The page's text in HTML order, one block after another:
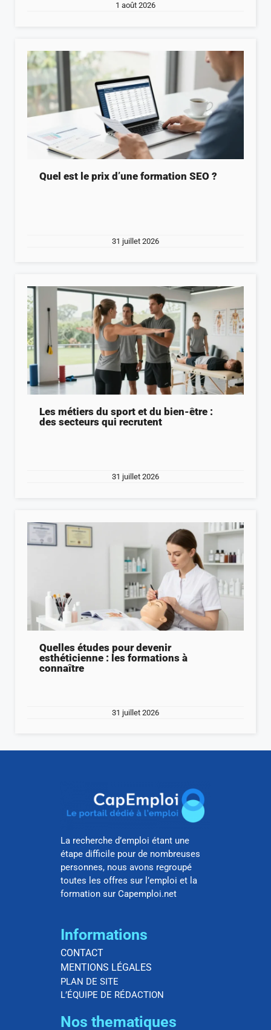
1 août 2026
Quel est le prix d’une formation SEO ?
31 juillet 2026
Les métiers du sport et du bien-être :
des secteurs qui recrutent
31 juillet 2026
Quelles études pour devenir
esthéticienne : les formations à
connaître
31 juillet 2026
La recherche d’emploi étant une
étape difficile pour de nombreuses
personnes, nous avons regroupé
toutes les offres sur l’emploi et la
formation sur Capemploi.net
Informations
CONTACT
MENTIONS LÉGALES
PLAN DE SITE
L’ÉQUIPE DE RÉDACTION
Nos thematiques